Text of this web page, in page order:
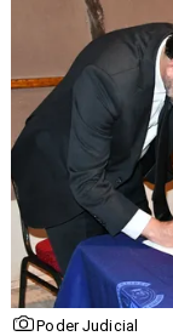
Poder Judicial